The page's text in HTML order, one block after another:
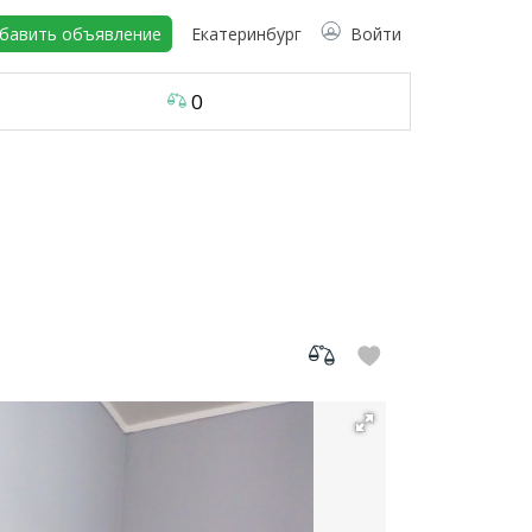
объявление Екатеринбург Войти
0